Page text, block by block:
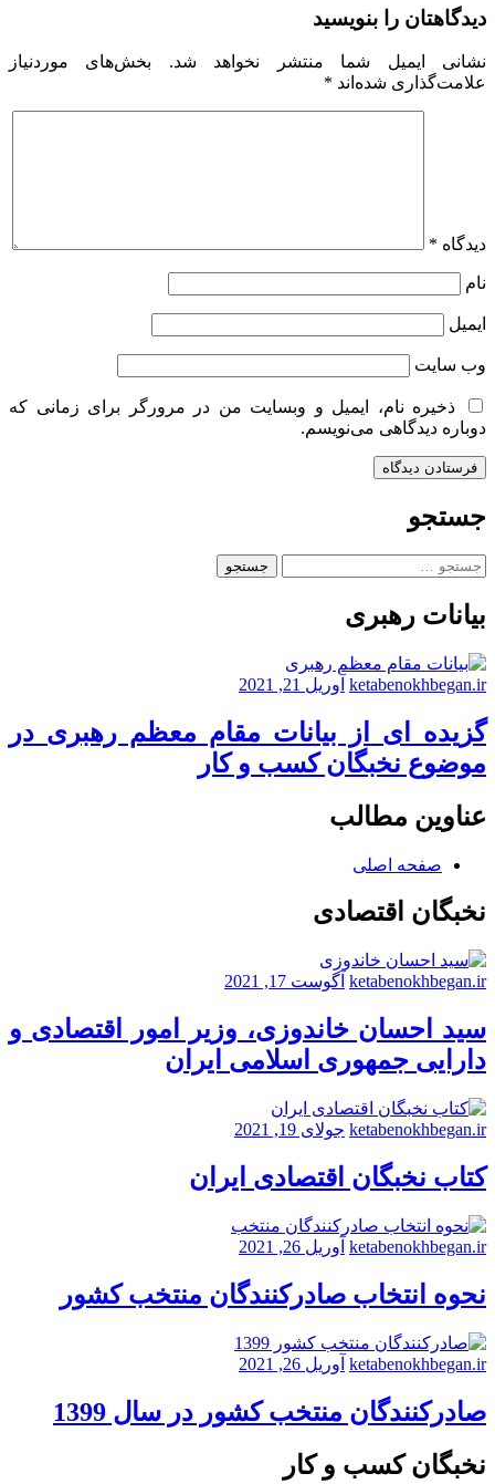
دیدگاهتان را بنویسید
نشانی ایمیل شما منتشر نخواهد شد.
بخش‌های موردنیاز
علامت‌گذاری شده‌اند *
دیدگاه *
نام
ایمیل
وب‌ سایت
ذخیره نام، ایمیل و وبسایت من در مرورگر برای زمانی که
دوباره دیدگاهی می‌نویسم.
جستجو
جستجو
بیانات رهبری
ketabenokhbegan.ir آوریل 21, 2021
گزیده ای از بیانات مقام معظم رهبری در
موضوع نخبگان کسب و کار
عناوین مطالب
صفحه اصلی
نخبگان اقتصادی
ketabenokhbegan.ir آگوست 17, 2021
سید احسان خاندوزی، وزیر امور اقتصادی و
دارایی جمهوری اسلامی ایران
ketabenokhbegan.ir جولای 19, 2021
کتاب نخبگان اقتصادی ایران
ketabenokhbegan.ir آوریل 26, 2021
نحوه انتخاب صادرکنندگان منتخب کشور
ketabenokhbegan.ir آوریل 26, 2021
صادرکنندگان منتخب کشور در سال 1399
نخبگان کسب و کار